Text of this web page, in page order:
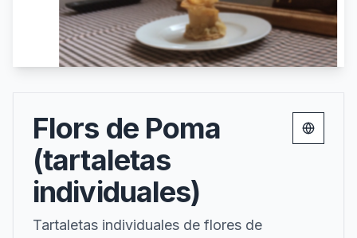
Flors de Poma
(tartaletas
individuales)
Tartaletas individuales de flores de
Change